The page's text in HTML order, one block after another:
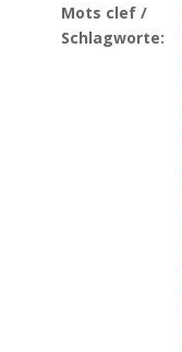
Mots clef /
Schlagworte: